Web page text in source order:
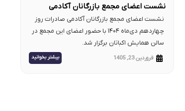
نشست اعضای مجمع بازرگانان آکادمی
صادرات (چهاردهم دی‌ماه ۱۴۰۴)
نشست اعضای مجمع بازرگانان آکادمی صادرات روز
چهاردهم دی‌ماه ۱۴۰۴ با حضور اعضای این مجمع در
سالن همایش اکباتان برگزار شد.
فروردین 23, 1405 بیشتر بخوانید